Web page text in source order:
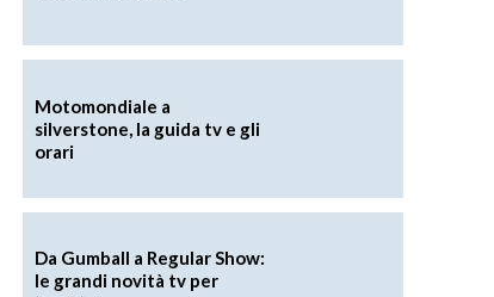
Motomondiale a
silverstone, la guida tv e gli
orari
Da Gumball a Regular Show:
le grandi novità tv per